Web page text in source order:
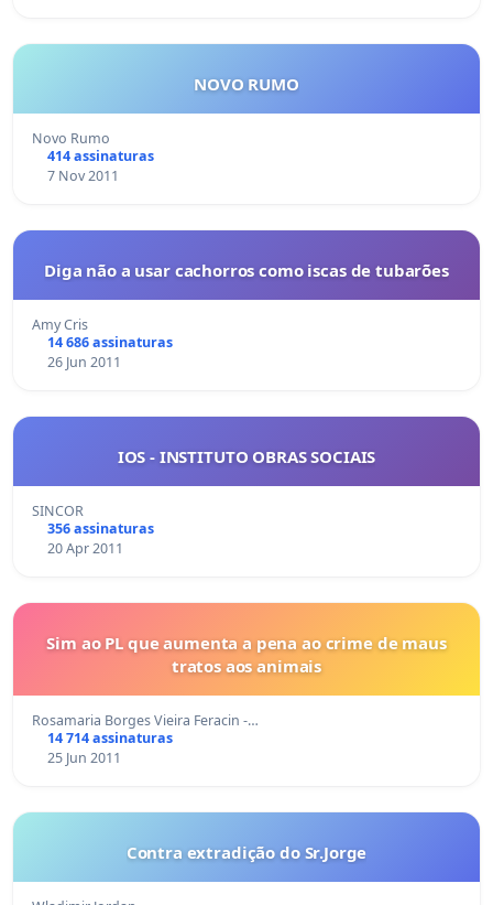
NOVO RUMO
Novo Rumo
414 assinaturas
7 Nov 2011
Diga não a usar cachorros como iscas de tubarões
Amy Cris
14 686 assinaturas
26 Jun 2011
IOS - INSTITUTO OBRAS SOCIAIS
SINCOR
356 assinaturas
20 Apr 2011
Sim ao PL que aumenta a pena ao crime de maus
tratos aos animais
Rosamaria Borges Vieira Feracin -…
14 714 assinaturas
25 Jun 2011
Contra extradição do Sr.Jorge